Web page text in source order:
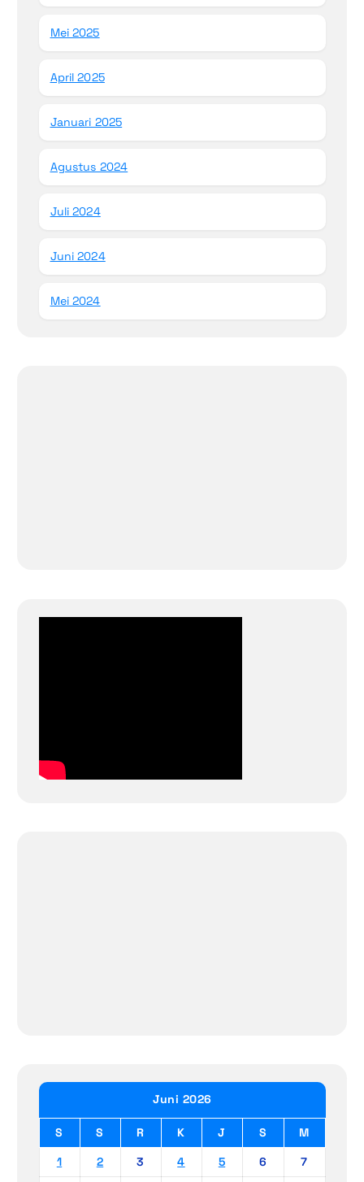
Mei 2025
April 2025
Januari 2025
Agustus 2024
Juli 2024
Juni 2024
Mei 2024
Juni 2026
S S R K J S
M
1
2 3 4 5 6
7